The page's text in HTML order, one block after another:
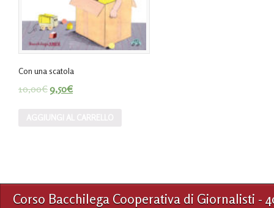
Con una scatola
10,00€9,50€
Corso Bacchilega Cooperativa di Giornalisti -